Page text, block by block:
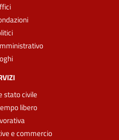
stato civile
libero
e commercio